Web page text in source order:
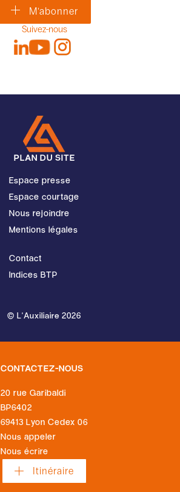
M'abonner
Suivez-nous
PLAN DU SITE
Espace presse
Espace courtage
Nous rejoindre
Mentions légales
Contact
Indices BTP
© L'Auxiliaire 2026
CONTACTEZ-NOUS
20 rue Garibaldi
BP6402
69413 Lyon Cedex 06
Nous écrire
Itinéraire